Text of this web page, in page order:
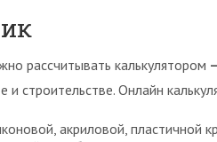
рассчитывать калькулятором
строительстве. Онлайн
акриловой, пластичной